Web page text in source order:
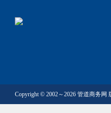
Copyright © 2002～2026 管道商务